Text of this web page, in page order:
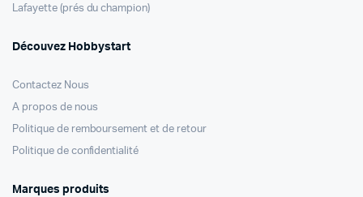
Lafayette (prés du champion)
Découvez Hobbystart
Contactez Nous
A propos de nous
Politique de remboursement et de retour
Politique de confidentialité
Marques produits